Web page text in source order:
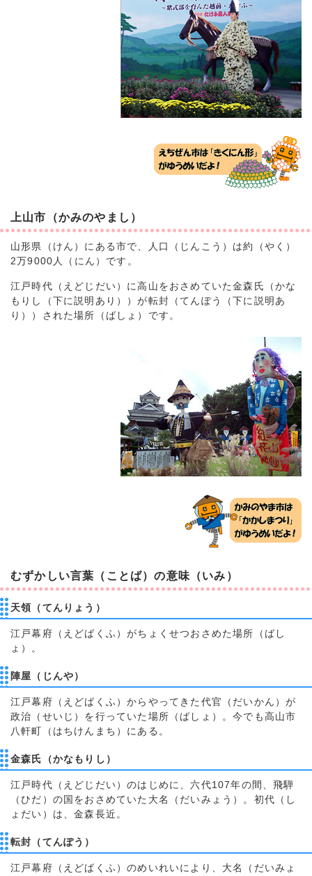
上山市（かみのやまし）
山形県（けん）にある市で、人口（じんこう）は約（やく）
2万9000人（にん）です。
江戸時代（えどじだい）に高山をおさめていた金森氏（かな
もりし（下に説明あり））が転封（てんぽう（下に説明あ
り））された場所（ばしょ）です。
むずかしい言葉（ことば）の意味（いみ）
天領（てんりょう）
江戸幕府（えどばくふ）がちょくせつおさめた場所（ばし
ょ）。
陣屋（じんや）
江戸幕府（えどばくふ）からやってきた代官（だいかん）が
政治（せいじ）を行っていた場所（ばしょ）。今でも高山市
八軒町（はちけんまち）にある。
金森氏（かなもりし）
江戸時代（えどじだい）のはじめに、六代107年の間、飛騨
（ひだ）の国をおさめていた大名（だいみょう）。初代（し
ょだい）は、金森長近。
転封（てんぽう）
江戸幕府（えどばくふ）のめいれいにより、大名（だいみょ